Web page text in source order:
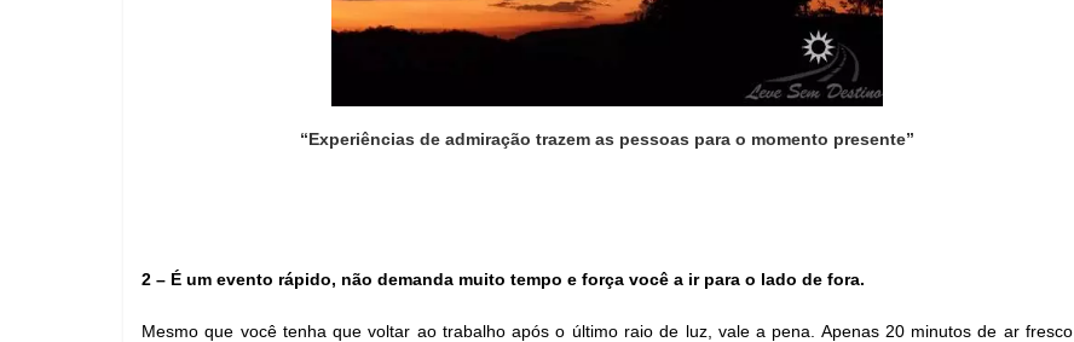
“Experiências de admiração trazem as pessoas para o momento presente”
2 – É um evento rápido, não demanda muito tempo e força você a ir para o lado de fora.
Mesmo que você tenha que voltar ao trabalho após o último raio de luz, vale a pena. Apenas 20 minutos de ar fresco